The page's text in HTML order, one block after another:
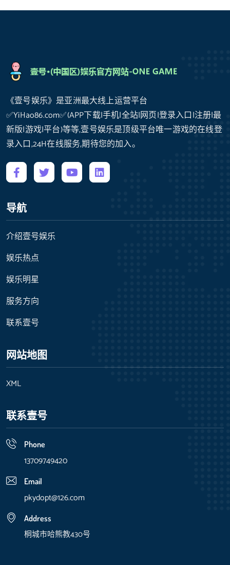
《壹号娱乐》是亚洲最大线上运营平台
✅YiHao86.com✅(APP下载|手机|全站|网页|登录入口|注册|最
新版|游戏|平台)等等,壹号娱乐是顶级平台唯一游戏的在线登
录入口,24H在线服务,期待您的加入。
导航
介绍壹号娱乐
娱乐热点
娱乐明星
服务方向
联系壹号
网站地图
XML
联系壹号
Phone
13709749420
Email
pkydopt@126.com
Address
桐城市哈熊教430号